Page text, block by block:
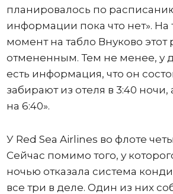
планировалось по
информации пока что нет». На
момент на табло Внуково этот
отмененным. Тем не менее, у
есть информация, что он
забирают из отеля в 3:40 ночи,
на 6:40».
У Red Sea Airlines во флоте
Сейчас помимо того, у
ночью отказала система
все три в деле. Один из них